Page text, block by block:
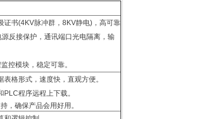
证书(4KV脉冲群，8KV静电)，高可靠
反接保护，通讯端口光电隔离，输
控模块， 稳定可靠。
格形式，速度快，直观方便。
程序远程上下载。
，确保产品会用好用。